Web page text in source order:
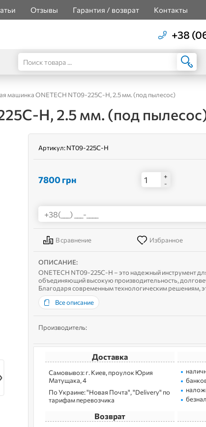
Отзывы Гарантия / возврат Контакты
+38
машинка ONETECH NT09-225C-H, 2.5 мм. (под пылесос)
H, 2.5 мм. (под
Артикул:NT09-225C-H
7800грн
+
-
В сравнение Избранное
ОПИСАНИЕ:
ONETECH NT09-225C-H – это надежный инструмент
объединяющий высокую производительность,
Благодаря современным технологическим решениям,
качественную обработку поверхностей с
Все описание
Производитель:
Доставка
Самовывоз: г. Kиев, пpoулoк Юрия
Матущака, 4
По Украине: "Новая Почта", "Delivery" по
тарифам перевозчика
Возврат